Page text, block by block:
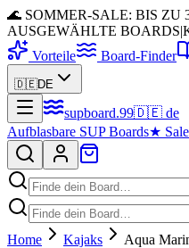
🌊 SOMMER-SALE: BIS ZU
AUSGEWÄHLTE BOARDS|
Vorteile
Board-Finder
🇩🇪DE
supboard.99🇩🇪 de
Aufblasbare SUP Boards★ Sale
Home Kajaks Aqua